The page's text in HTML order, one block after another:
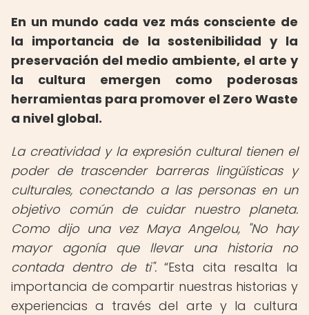
En un mundo cada vez más consciente de
la importancia de la sostenibilidad y la
preservación del medio ambiente, el arte y
la cultura emergen como poderosas
herramientas para promover el Zero Waste
a nivel global.
La creatividad y la expresión cultural tienen el
poder de trascender barreras lingüísticas y
culturales, conectando a las personas en un
objetivo común de cuidar nuestro planeta.
Como dijo una vez Maya Angelou, "No hay
mayor agonía que llevar una historia no
contada dentro de ti".
Esta cita resalta la
importancia de compartir nuestras historias y
experiencias a través del arte y la cultura